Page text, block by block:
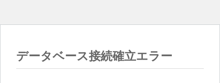
データベース接続確立エラー